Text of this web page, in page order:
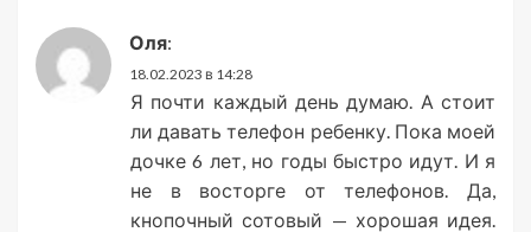
Оля:
18.02.2023 в 14:28
Я почти каждый день думаю. А стоит
ли давать телефон ребенку. Пока моей
дочке 6 лет, но годы быстро идут. И я
не в восторге от телефонов. Да,
кнопочный сотовый — хорошая идея.